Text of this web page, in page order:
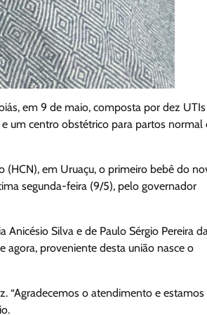
em 9 de maio, composta por dez UTIs
um centro obstétrico para partos normal
(HCN), em Uruaçu, o primeiro bebê do
segunda-feira (9/5), pelo governador
Silva e de Paulo Sérgio Pereira
agora, proveniente desta união nasce o
“Agradecemos o atendimento e estamos